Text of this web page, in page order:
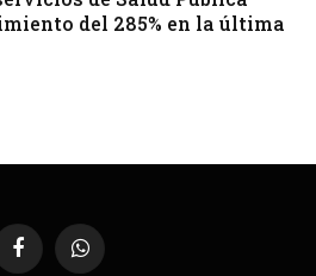
del 285% en la última
FacebookWhatsApp